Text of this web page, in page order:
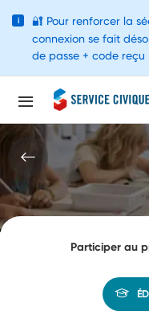
Participer au
i 🔐 Pour renforcer la
connexion se fait
de passe + code reçu